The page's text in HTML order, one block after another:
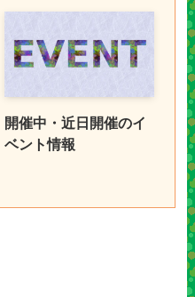
開催中・近日開催のイ
ベント情報